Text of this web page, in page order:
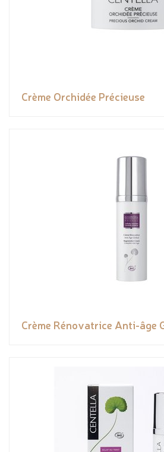
Crème Orchidée Précieuse
Crème Rénovatrice Anti-âge